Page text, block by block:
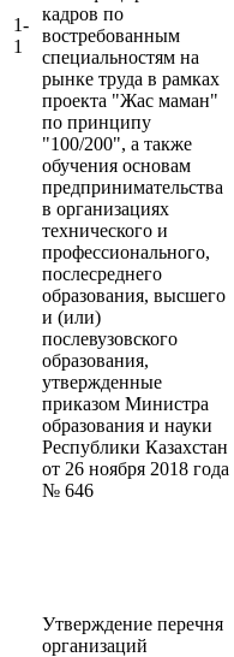
1-
1
кадров по
востребованным
специальностям на
рынке труда в рамках
проекта "Жас маман"
по принципу
"100/200", а также
обучения основам
предпринимательства
в организациях
технического и
профессионального,
послесреднего
образования, высшего
и (или)
послевузовского
образования,
утвержденные
приказом Министра
образования и науки
Республики Казахстан
от 26 ноября 2018 года
№ 646
Утверждение перечня
организаций